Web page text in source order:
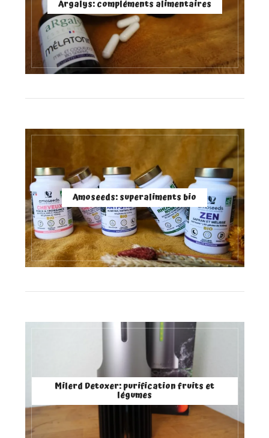
Argalys: compléments alimentaires
Amoseeds: superaliments bio
Milerd Detoxer: purification fruits et
légumes